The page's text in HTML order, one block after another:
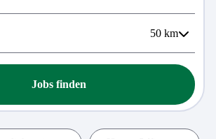
50 km
Jobs finden